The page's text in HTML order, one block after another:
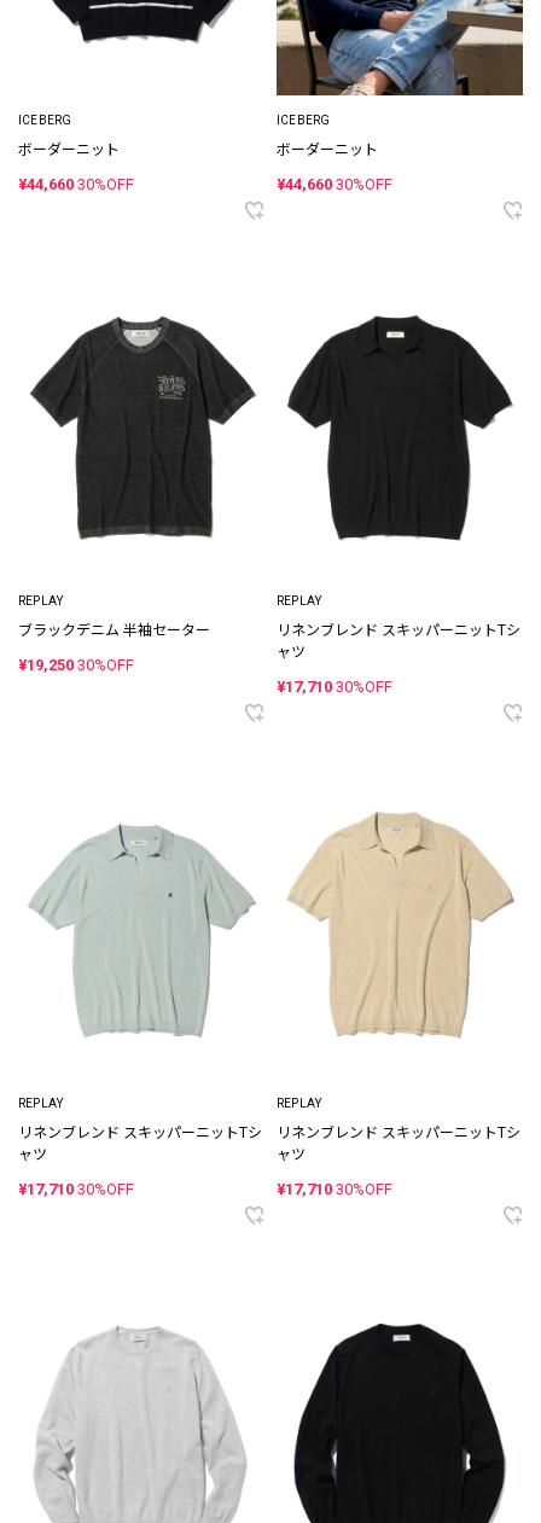
ICEBERG
ボーダーニット
¥44,660 30%OFF
ICEBERG
ボーダーニット
¥44,660 30%OFF
REPLAY
ブラックデニム 半袖セーター
¥19,250 30%OFF
REPLAY
リネンブレンド スキッパーニットTシ
ャツ
¥17,710 30%OFF
REPLAY
リネンブレンド スキッパーニットTシ
ャツ
¥17,710 30%OFF
REPLAY
リネンブレンド スキッパーニットTシ
ャツ
¥17,710 30%OFF